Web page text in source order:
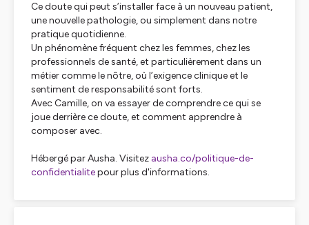
Ce doute qui peut s’installer face à un nouveau patient,
une nouvelle pathologie, ou simplement dans notre
pratique quotidienne.
Un phénomène fréquent chez les femmes, chez les
professionnels de santé, et particulièrement dans un
métier comme le nôtre, où l’exigence clinique et le
sentiment de responsabilité sont forts.
Avec Camille, on va essayer de comprendre ce qui se
joue derrière ce doute, et comment apprendre à
composer avec.
Hébergé par Ausha. Visitez ausha.co/politique-de-
confidentialitepour plus d'informations.